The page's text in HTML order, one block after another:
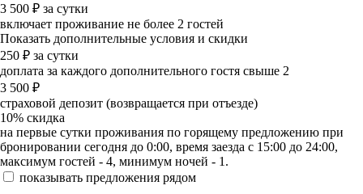
3 500 ₽ за сутки
включает проживание не более 2 гостей
Показать дополнительные условия и скидки
250 ₽ за сутки
доплата за каждого дополнительного гостя свыше 2
3 500 ₽
страховой депозит (возвращается при отъезде)
10% скидка
на первые сутки проживания по горящему предложению при
бронировании сегодня до 0:00, время заезда с 15:00 до 24:00,
максимум гостей - 4, минимум ночей - 1.
показывать предложения рядом